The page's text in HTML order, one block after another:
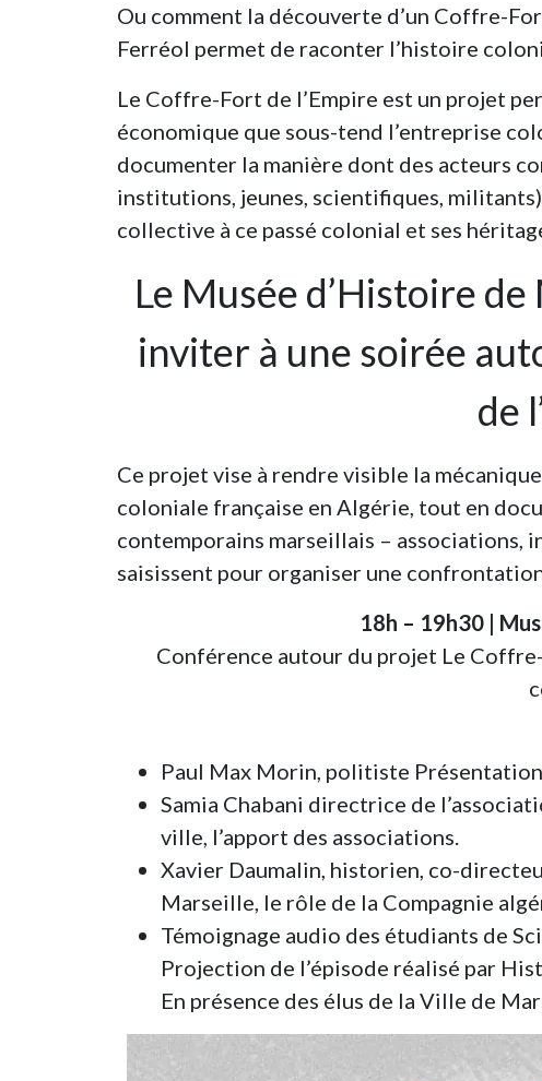
Ou comment la découverte d’un Coffre-
Ferréol permet de raconter l’histoire
Le Coffre-Fort de l’Empire est un projet
économique que sous-tend l’entreprise
documenter la manière dont des acteurs
institutions, jeunes, scientifiques,
collective à ce passé colonial et ses
Le Musée d’Histoire
inviter à une soirée
de
Ce projet vise à rendre visible la
coloniale française en Algérie, tout en
contemporains marseillais – associations,
saisissent pour organiser une
18h – 19h30 |
Conférence autour du projet Le
Paul Max Morin, politiste
Samia Chabani directrice de
ville, l’apport des associations.
Xavier Daumalin, historien, co-
Marseille, le rôle de la Compagnie
Témoignage audio des étudiants de
Projection de l’épisode réalisé par
En présence des élus de la Ville de